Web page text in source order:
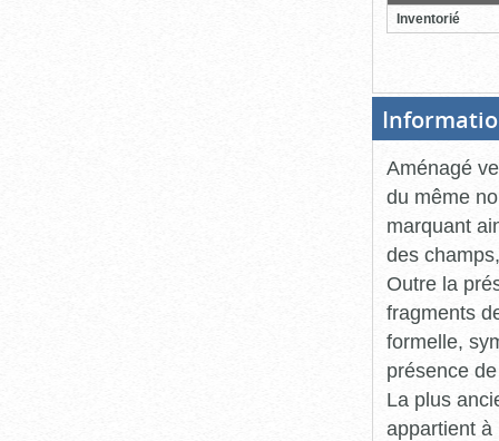
Inventorié
Aménagé
du même
marquant
des
Outre la
fragments
formelle,
présence
La plus
appartient à